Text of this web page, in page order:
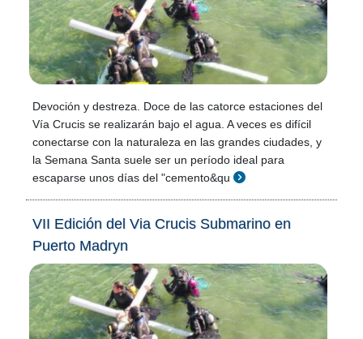
Devoción y destreza. Doce de las catorce estaciones del
Vía Crucis se realizarán bajo el agua. A veces es difícil
conectarse con la naturaleza en las grandes ciudades, y
la Semana Santa suele ser un período ideal para
escaparse unos días del "cemento&qu
VII Edición del Via Crucis Submarino en
Puerto Madryn